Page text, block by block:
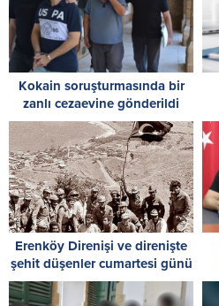
Kokain soruşturmasında bir
zanlı cezaevine gönderildi
Erenköy Direnişi ve direnişte
şehit düşenler cumartesi günü
düzenlenecek törenle anılacak